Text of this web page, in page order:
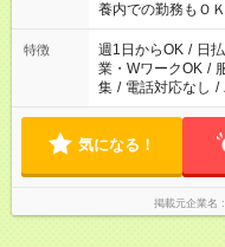
養内での勤務もＯ
特徴 週1日からOK / 日
業・WワークOK /
集 / 電話対応なし /
気になる！
掲載元企業名